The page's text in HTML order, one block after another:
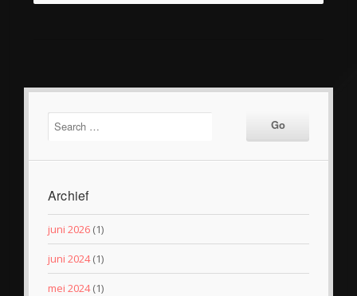
Archief
juni 2026 (1)
juni 2024(1)
mei 2024(1)